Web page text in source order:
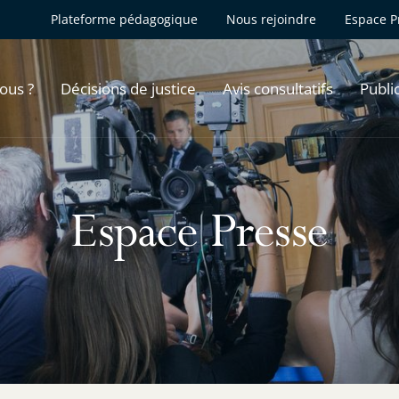
Plateforme pédagogique Nous rejoindre Espace
? Décisions de justice Avis consultatifs
Espace Presse